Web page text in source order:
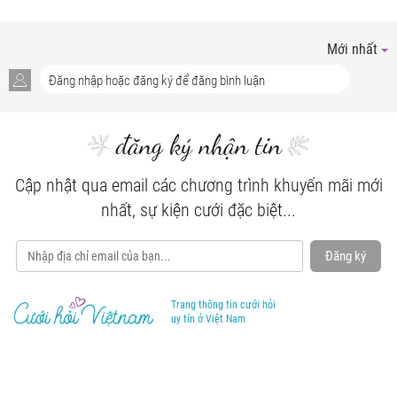
Mới nhất
đăng ký nhận tin
Cập nhật qua email các chương trình khuyến mãi mới
nhất, sự kiện cưới đặc biệt...
Đăng ký
Trang thông tin cưới hỏi
uy tín ở Việt Nam